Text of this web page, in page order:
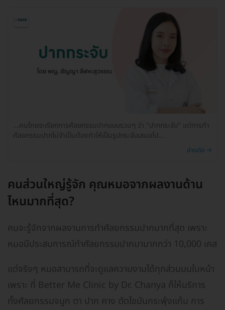
...คนไทยจะเรียกการศัลยกรรมปากแบบรวมๆ ว่า "ปากกระจับ" แต่การทำ
ศัลยกรรมปากไม่จำเป็นต้องทำให้เป็นรูปกระจับเสมอไป...
อ่านต่อ →
คนส่วนใหญ่รู้จัก คุณหมอจากผลงานด้าน
ไหนมากที่สุด?
คนจะรู้จักจากผลงานการทำศัลยกรรมปากมากที่สุด เพราะ
หมอมีประสบการณ์ทำศัลยกรรมปากมามากกว่า 10,000 เคส
แต่จริงๆ หมอสามารถที่จะดูแลความงามได้ทุกส่วนบนใบหน้า
เพราะ ที่ Better Me Clinic by Dr. Chanya ก็ให้บริการ
ทั้งศัลยกรรมจมูก ตา ปาก คาง ตัดไขมันกระพุ้งแก้ม การ